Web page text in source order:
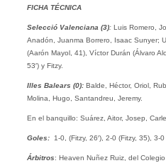
FICHA TÉCNICA
Selecció Valenciana (3):Luis Romero,
Anadón, Juanma Borrero, Isaac Sunyer;
(Aarón Mayol, 41), Víctor Durán (Álvaro
53′) y Fitzy.
Illes Balears (0):Balde, Héctor, Oriol,
Molina, Hugo, Santandreu, Jeremy.
En el banquillo: Suárez, Aitor, Josep,
Goles:1-0, (Fitzy, 26′), 2-0 (Fitzy, 35), 3-0
Árbitros: Heaven Nuñez Ruiz, del Colegio